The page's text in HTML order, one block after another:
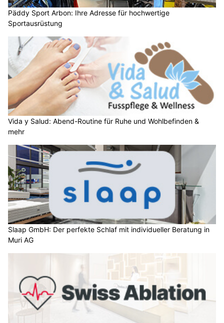
Päddy Sport Arbon: Ihre Adresse für hochwertige
Sportausrüstung
Vida y Salud: Abend-Routine für Ruhe und Wohlbefinden &
mehr
Slaap GmbH: Der perfekte Schlaf mit individueller Beratung in
Muri AG